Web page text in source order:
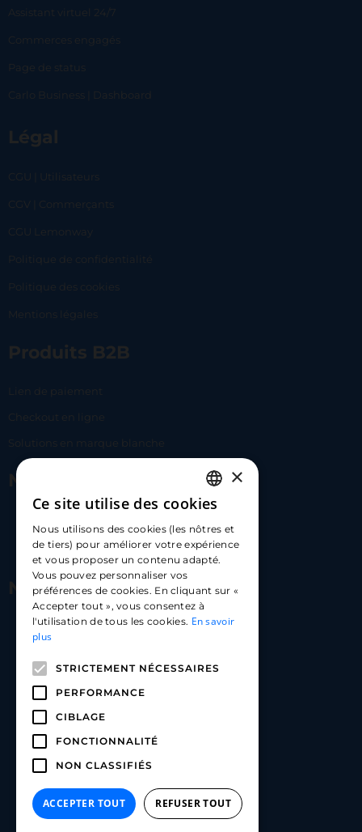
Assistant virtuel 24/7
Commerces engagés
Page de status
Carlo Business | Dashboard
Légal
CGU | Utilisateurs
CGV | Commerçants
CGU Lemonway
Politique de confidentialité
Politique des cookies
Mentions légales
Produits B2B
Lien de paiement
Checkout en ligne
Solutions en marque blanche
Nous contacter
hello@carloapp.com
Nous suivre
Carlo App | Instagram
Carlo App | Linkedin
FRENCH
ENGLISH
SPANISH
×
Ce site utilise des cookies
Nous utilisons des cookies (les nôtres et
de tiers) pour améliorer votre expérience
et vous proposer un contenu adapté.
Vous pouvez personnaliser vos
préférences de cookies. En cliquant sur «
Accepter tout », vous consentez à
l'utilisation de tous les cookies. En savoir
plus
STRICTEMENT NÉCESSAIRES
PERFORMANCE
CIBLAGE
FONCTIONNALITÉ
NON CLASSIFIÉS
ACCEPTER TOUT REFUSER TOUT